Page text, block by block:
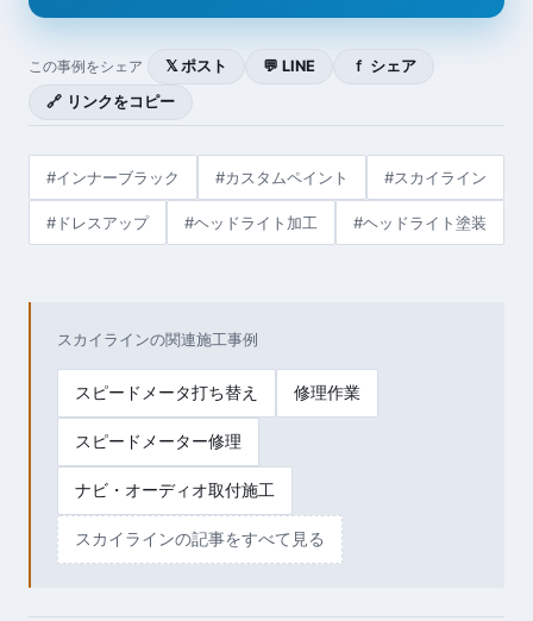
この事例をシェア 𝕏 ポスト 💬 LINE
ｆ シェア
🔗 リンクをコピー
#インナーブラック #カスタムペイント #スカイライン
#ドレスアップ #ヘッドライト加工 #ヘッドライト塗装
スカイラインの関連施工事例
スピードメータ打ち替え 修理作業
スピードメーター修理
ナビ・オーディオ取付施工
スカイラインの記事をすべて見る